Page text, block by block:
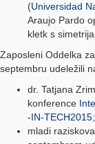
(Universidad
Araujo Pardo
kletk s
Zaposleni Oddelka
septembru udeležili
dr. Tatjana
konference
-IN-TECH2015;
mladi